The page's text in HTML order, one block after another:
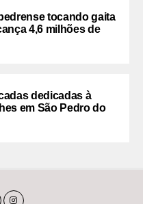
tocando gaita
4,6 milhões de
dedicadas à
em São Pedro do